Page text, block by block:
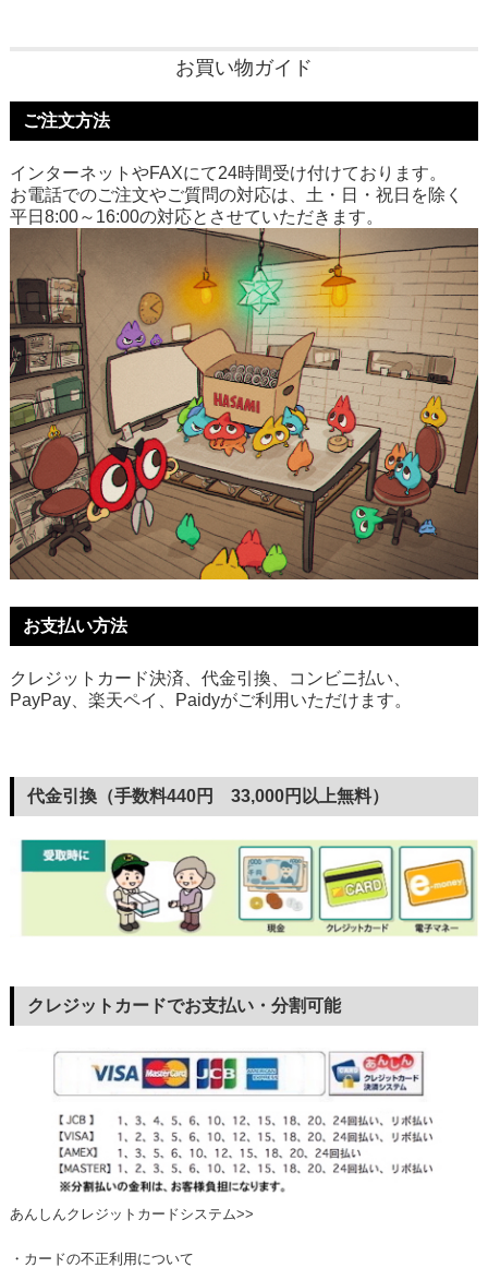
お買い物ガイド
ご注文方法
インターネットやFAXにて24時間受け付けております。
お電話でのご注文やご質問の対応は、土・日・祝日を除く
平日8:00～16:00の対応とさせていただきます。
お支払い方法
クレジットカード決済、代金引換、コンビニ払い、
PayPay、楽天ペイ、Paidyがご利用いただけます。
代金引換（手数料440円 33,000円以上無料）
クレジットカードでお支払い・分割可能
あんしんクレジットカードシステム>>
・カードの不正利用について